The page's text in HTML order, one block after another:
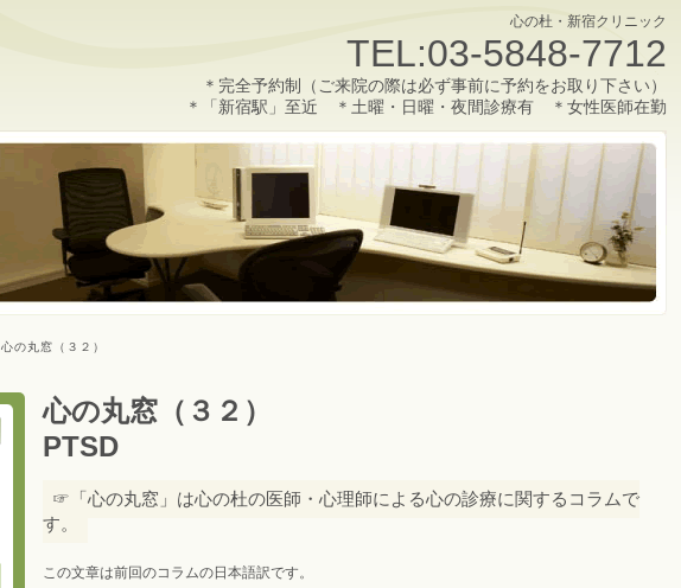
心の杜・新宿クリニック
TEL:03-5848-7712
＊完全予約制（ご来院の際は必ず事前に予約をお取り下さい）
＊「新宿駅」至近 ＊土曜・日曜・夜間診療有 ＊女性医師在勤
心の丸窓（３２）
心の丸窓（３２）
PTSD
☞「心の丸窓」は心の杜の医師・心理師による心の診療に関するコラムで
す。
この文章は前回のコラムの日本語訳です。